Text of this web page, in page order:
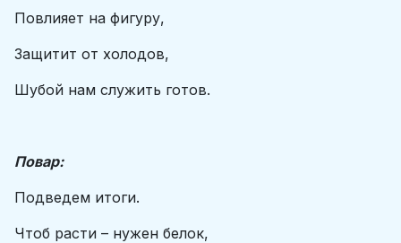
Повлияет на фигуру,
Защитит от холодов,
Шубой нам служить готов.
Повар:
Подведем итоги.
Чтоб расти – нужен белок,